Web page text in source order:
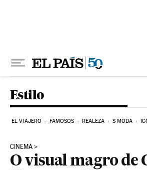
Estilo
EL VIAJERO FAMOSOS REALEZA S MODA
CINEMA
O visual magro de